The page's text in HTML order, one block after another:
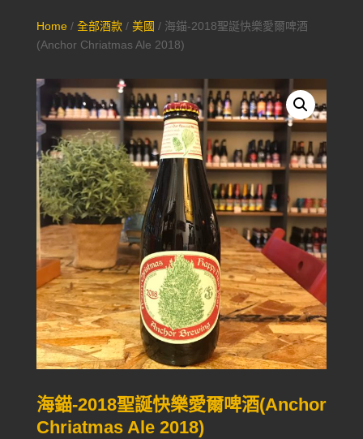
Home/ 全部酒款/ 美國 / 海錨-2018聖誕快樂愛爾啤酒
(Anchor Chriatmas Ale 2018)
海錨-2018聖誕快樂愛爾啤酒(Anchor
Chriatmas Ale 2018)